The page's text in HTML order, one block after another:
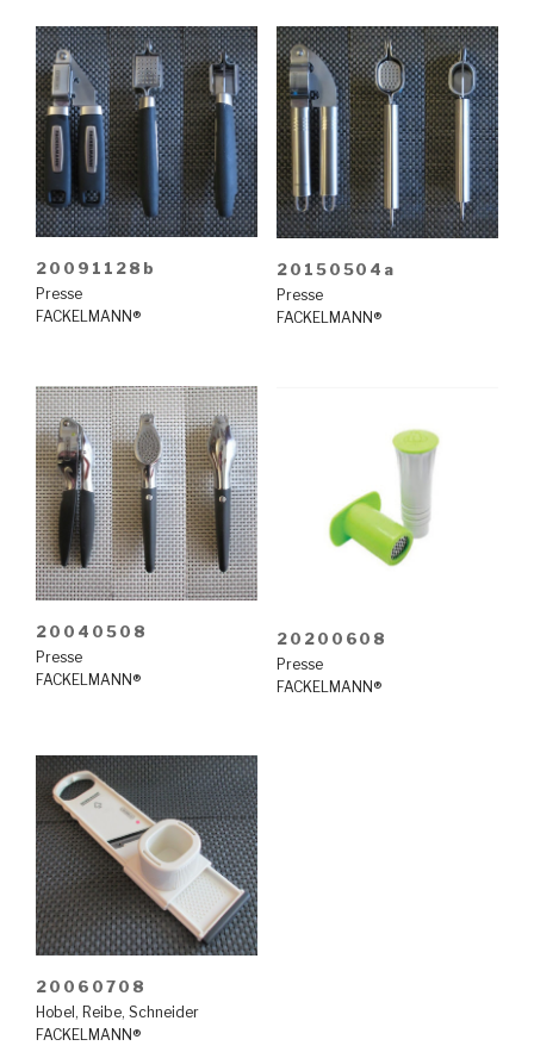
20091128b
Presse
FACKELMANN®
20150504a
Presse
FACKELMANN®
20040508
Presse
FACKELMANN®
20200608
Presse
FACKELMANN®
20060708
Hobel , Reibe, Schneider
FACKELMANN®